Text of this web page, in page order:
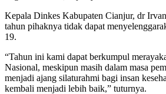
Kepala Dinkes Kabupaten Cianjur, dr
tahun pihaknya tidak dapat
19.
“Tahun ini kami dapat berkumpul
Nasional, meskipun masih dalam masa
menjadi ajang silaturahmi bagi insan
kembali menjadi lebih baik,” tuturnya.